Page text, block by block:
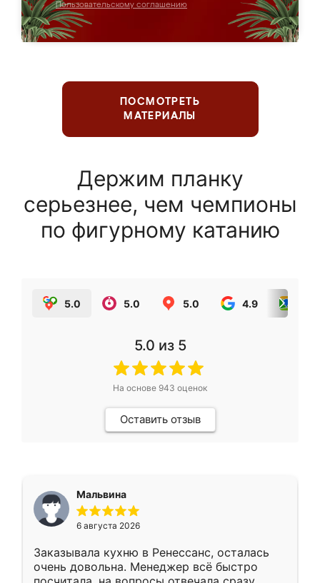
Пользовательскому соглашению
ПОСМОТРЕТЬ
МАТЕРИАЛЫ
Держим планку
серьезнее, чем чемпионы
по фигурному катанию
5.0 5.0 5.0 4.9
5.0 из 5
На основе 943 оценок
Оставить отзыв
Мальвина
6 августа 2026
Заказывала кухню в Ренессанс, осталась
очень довольна. Менеджер всё быстро